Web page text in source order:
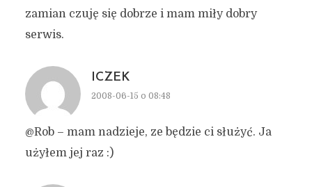
zamian czuję się dobrze i mam miły dobry
serwis.
ICZEK
2008-06-15 o 08:48
@Rob – mam nadzieje, ze będzie ci służyć. Ja
użyłem jej raz :)